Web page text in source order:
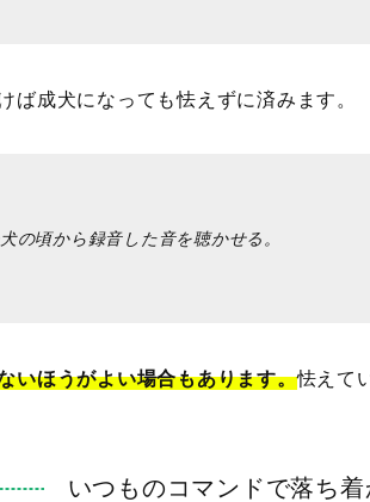
ば成犬になっても怯えずに済みます。
の頃から録音した音を聴かせる。
いほうがよい場合もあります。怯えて
いつものコマンドで落ち